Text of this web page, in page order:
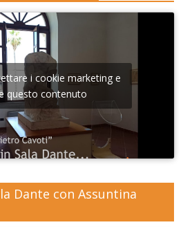
i cookie marketing e
questo contenuto
Dante con Assuntina